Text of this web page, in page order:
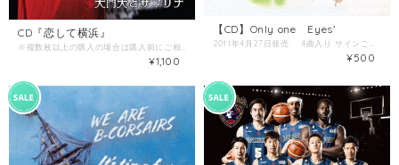
CD『恋して横浜』
¥1,100
【CD】Only one Eyes'
2011年4月27日発売 4曲入り サインご希望の方は、下記メールアドレスまで別途ご依頼ください。 その場合、発送まで少しお時間をいただきます。 複数枚のご購入の場合は、送料は合計されます。 沢山のご注文の場合、ご相談ください。 お問い合わせ
¥500